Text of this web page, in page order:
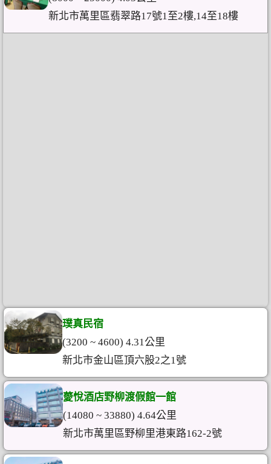
新北市萬里區翡翠路17號1至2樓,14至18樓
璞真民宿
(3200 ~ 4600) 4.31公里
新北市金山區頂六股2之1號
薆悅酒店野柳渡假館一館
(14080 ~ 33880) 4.64公里
新北市萬里區野柳里港東路162-2號